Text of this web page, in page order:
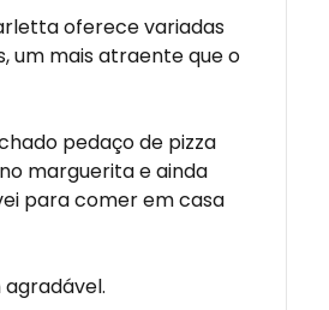
oferece variadas
um mais atraente que o
pedaço de pizza
marguerita e ainda
para comer em casa